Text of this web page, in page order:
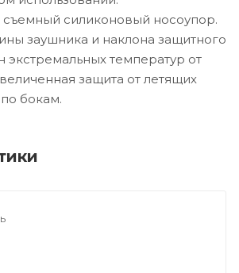
силиконовый носоупор.
заушника и наклона защитного
экстремальных температур от
защита от летящих
бокам.